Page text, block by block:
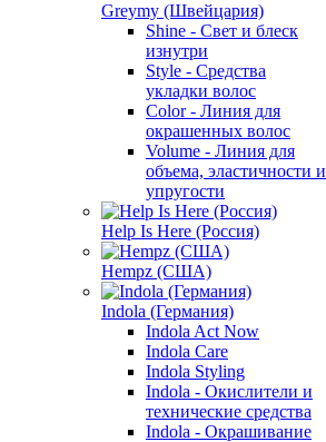
Greymy (Швейцария)
Shine - Свет и блеск
изнутри
Style - Средства
укладки волос
Color - Линия для
окрашенных волос
Volume - Линия для
объема, эластичности и
упругости
Help Is Here (Россия)
Hempz (США)
Indola (Германия)
Indola Act Now
Indola Care
Indola Styling
Indola - Окислители и
технические средства
Indola - Окрашивание